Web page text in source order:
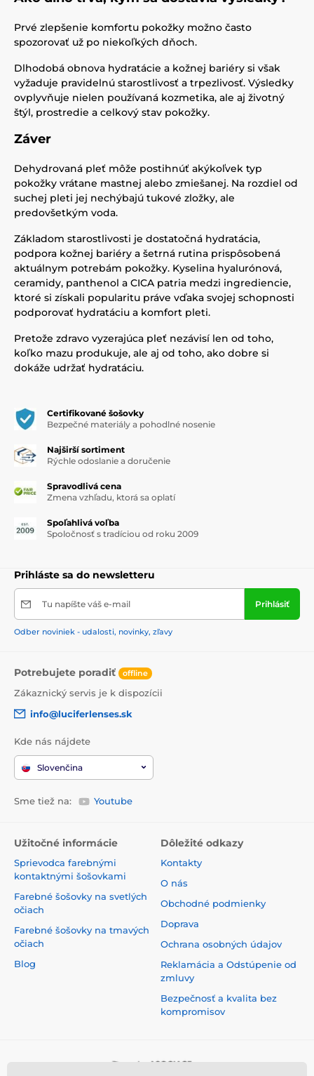
Prvé zlepšenie komfortu pokožky možno často
spozorovať už po niekoľkých dňoch.
Dlhodobá obnova hydratácie a kožnej bariéry si však
vyžaduje pravidelnú starostlivosť a trpezlivosť. Výsledky
ovplyvňuje nielen používaná kozmetika, ale aj životný
štýl, prostredie a celkový stav pokožky.
Záver
Dehydrovaná pleť môže postihnúť akýkoľvek typ
pokožky vrátane mastnej alebo zmiešanej. Na rozdiel od
suchej pleti jej nechýbajú tukové zložky, ale
predovšetkým voda.
Základom starostlivosti je dostatočná hydratácia,
podpora kožnej bariéry a šetrná rutina prispôsobená
aktuálnym potrebám pokožky. Kyselina hyalurónová,
ceramidy, panthenol a CICA patria medzi ingrediencie,
ktoré si získali popularitu práve vďaka svojej schopnosti
podporovať hydratáciu a komfort pleti.
Pretože zdravo vyzerajúca pleť nezávisí len od toho,
koľko mazu produkuje, ale aj od toho, ako dobre si
dokáže udržať hydratáciu.
Certifikované šošovky
Bezpečné materiály a pohodlné nosenie
Najširší sortiment
Rýchle odoslanie a doručenie
Spravodlivá cena
Zmena vzhľadu, ktorá sa oplatí
Spoľahlivá voľba
Spoločnosť s tradíciou od roku 2009
Prihláste sa do newsletteru
Tu napíšte váš e-mail Prihlásiť
Odber noviniek - udalosti, novinky, zľavy
Potrebujete poradiť offline
Zákaznický servis je k dispozícii
info@luciferlenses.sk
Kde nás nájdete
Slovenčina
Sme tiež na: Youtube
Užitočné informácie
Sprievodca farebnými
kontaktnými šošovkami
Farebné šošovky na svetlých
očiach
Farebné šošovky na tmavých
očiach
Blog
Dôležité odkazy
Kontakty
O nás
Obchodné podmienky
Doprava
Ochrana osobných údajov
Reklamácia a Odstúpenie od
zmluvy
Bezpečnosť a kvalita bez
kompromisov